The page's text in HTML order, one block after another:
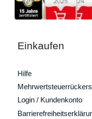
Einkaufen
Hilfe
Login / Kundenkonto